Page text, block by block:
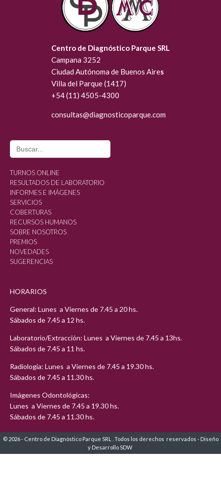
Centro de Diagnóstico Parque SRL
Campana 3252
Ciudad Autónoma de Buenos Aires
Villa del Parque (1417)
+54 (11) 4505-4300
consultas@diagnosticoparque.com
Search
for:
TURNOS ONLINE
RESULTADOS DE LABORATORIO
INFORMES E IMÁGENES
SERVICIOS
COBERTURAS
RECURSOS HUMANOS
SOBRE NOSOTROS
PREMIOS
NOVEDADES
SUGERENCIAS
HORARIOS
General: Lunes a Viernes de 7.45 a 20 hs.
Sábados de 7.45 a 12 hs.
Laboratorio/Extracción: Lunes a Viernes de 7.45 a 13hs.
Sábados de 7.45 a 11 hs.
Radiología: Lunes a Viernes de 7.45 a 19.30 hs.
Sábados de 7.45 a 11.30 hs.
Imágenes Odontológicas:
Lunes a Viernes de 7.45 a 19.30 hs.
Sábados de 7.45 a 11.30 hs.
© 2026 - Centro de Diagnóstico Parque SRL . Todos los derechos reservados - Diseño
y Desarrollo SDW